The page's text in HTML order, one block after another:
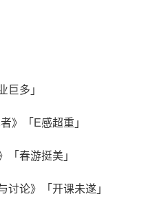
巨多」
》「E感超重」
「春游挺美」
讨论》「开课未遂」